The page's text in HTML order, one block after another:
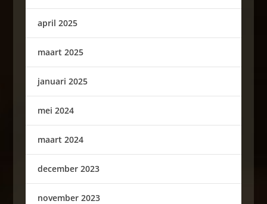
april 2025
maart 2025
januari 2025
mei 2024
maart 2024
december 2023
november 2023